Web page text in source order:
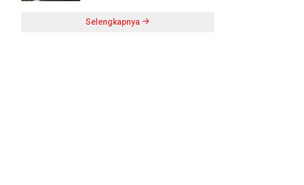
Selengkapnya